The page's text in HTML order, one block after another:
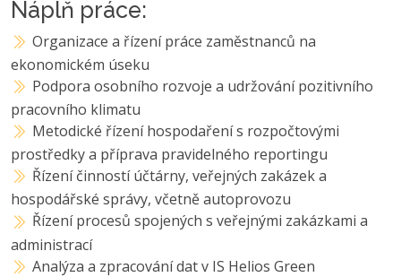
Náplň práce:
Organizace a řízení práce zaměstnanců na
ekonomickém úseku
Podpora osobního rozvoje a udržování pozitivního
pracovního klimatu
Metodické řízení hospodaření s rozpočtovými
prostředky a příprava pravidelného reportingu
Řízení činností účtárny, veřejných zakázek a
hospodářské správy, včetně autoprovozu
Řízení procesů spojených s veřejnými zakázkami a
administrací
Analýza a zpracování dat v IS Helios Green